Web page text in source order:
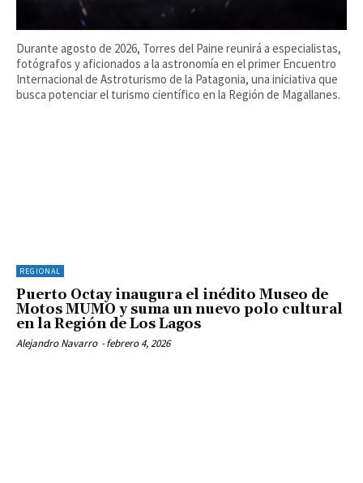
Durante agosto de 2026, Torres del Paine reunirá a especialistas,
fotógrafos y aficionados a la astronomía en el primer Encuentro
Internacional de Astroturismo de la Patagonia, una iniciativa que
busca potenciar el turismo científico en la Región de Magallanes.
REGIONAL
Puerto Octay inaugura el inédito Museo de
Motos MUMO y suma un nuevo polo cultural
en la Región de Los Lagos
Alejandro Navarro -febrero 4, 2026